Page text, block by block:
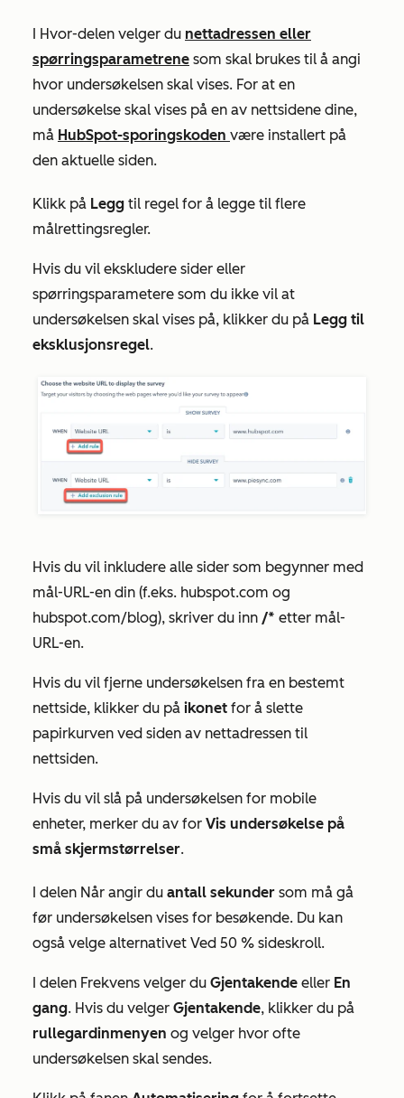
I Hvor-delen velger du nettadressen eller
spørringsparametrene som skal brukes til å angi
hvor undersøkelsen skal vises. For at en
undersøkelse skal vises på en av nettsidene dine,
må HubSpot-sporingskoden være installert på
den aktuelle siden.
Klikk på Legg til regel for å legge til flere
målrettingsregler.
Hvis du vil ekskludere sider eller
spørringsparametere som du ikke vil at
undersøkelsen skal vises på, klikker du på Legg til
eksklusjonsregel.
Hvis du vil inkludere alle sider som begynner med
mål-URL-en din (f.eks. hubspot.com og
hubspot.com/blog), skriver du inn /* etter mål-
URL-en.
Hvis du vil fjerne undersøkelsen fra en bestemt
nettside, klikker du på ikonet for å slette
papirkurven ved siden av nettadressen til
nettsiden.
Hvis du vil slå på undersøkelsen for mobile
enheter, merker du av for Vis undersøkelse på
små skjermstørrelser.
I delen Når angir du antall sekunder som må gå
før undersøkelsen vises for besøkende. Du kan
også velge alternativet Ved 50 % sideskroll.
I delen Frekvens velger du Gjentakende eller En
gang. Hvis du velger Gjentakende, klikker du på
rullegardinmenyen og velger hvor ofte
undersøkelsen skal sendes.